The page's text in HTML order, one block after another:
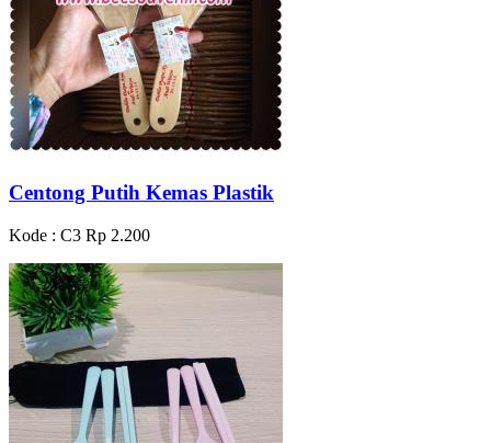
Centong Putih Kemas Plastik
Kode : C3 Rp 2.200